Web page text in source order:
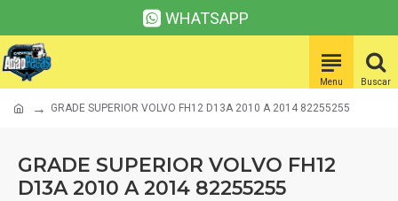
WHATSAPP
GRADE SUPERIOR VOLVO FH12 D13A 2010 A 2014 82255255
GRADE SUPERIOR VOLVO FH12
D13A 2010 A 2014 82255255